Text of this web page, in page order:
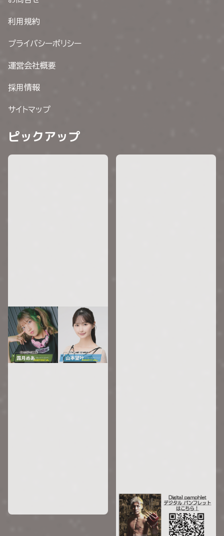
利用規約
プライバシーポリシー
運営会社概要
採用情報
サイトマップ
ピックアップ